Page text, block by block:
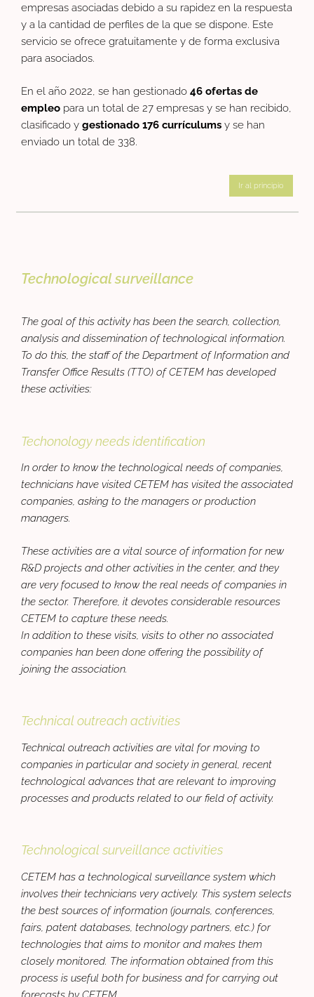
empresas asociadas debido a su rapidez en la respuesta
y a la cantidad de perfiles de la que se dispone. Este
servicio se ofrece gratuitamente y de forma exclusiva
para asociados.
En el año 2022, se han gestionado 46 ofertas de
empleo para un total de 27 empresas y se han recibido,
clasificado y gestionado 176 currículums y se han
enviado un total de 338.
Ir al principio
Technological surveillance
The goal of this activity has been the search, collection,
analysis and dissemination of technological information.
To do this, the staff of the Department of Information and
Transfer Office Results (TTO) of CETEM has developed
these activities:
Techonology needs identification
In order to know the technological needs of companies,
technicians have visited CETEM has visited the associated
companies, asking to the managers or production
managers.
These activities are a vital source of information for new
R&D projects and other activities in the center, and they
are very focused to know the real needs of companies in
the sector. Therefore, it devotes considerable resources
CETEM to capture these needs.
In addition to these visits, visits to other no associated
companies han been done offering the possibility of
joining the association.
Technical outreach activities
Technical outreach activities are vital for moving to
companies in particular and society in general, recent
technological advances that are relevant to improving
processes and products related to our field of activity.
Technological surveillance activities
CETEM has a technological surveillance system which
involves their technicians very actively. This system selects
the best sources of information (journals, conferences,
fairs, patent databases, technology partners, etc.) for
technologies that aims to monitor and makes them
closely monitored. The information obtained from this
process is useful both for business and for carrying out